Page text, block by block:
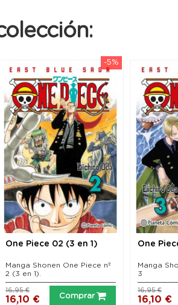
-5%
One Piece 02 (3 en 1)
Manga Shonen One Piece nº
2 (3 en 1).
16,10 €
16,95 €
Comprar
One
Manga
3
16,10 €
16,95 €